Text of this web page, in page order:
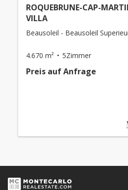
ROQUEBRUNE-CAP-
VILLA
Beausoleil - Beausoleil
4.670 m² 5Zimmer
Preis auf Anfrage